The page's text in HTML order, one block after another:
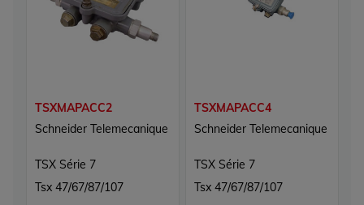
TSXMAPACC2
Schneider Telemecanique
TSX Série 7
Tsx 47/67/87/107
TSXMAPACC4
Schneider Telemecanique
TSX Série 7
Tsx 47/67/87/107